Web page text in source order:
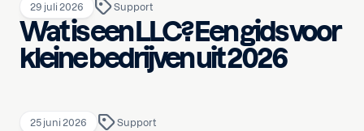
29 juli 2026 Support
Wat is een LLC? Een gids voor
kleine bedrijven uit 2026
25 juni 2026 Support